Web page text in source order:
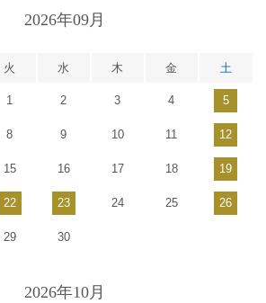
2026年09月
火 水 木 金 土
1 2 3 4 5
8 9 10 11 12
15 16 17 18 19
22 23 24 25 26
29 30
2026年10月